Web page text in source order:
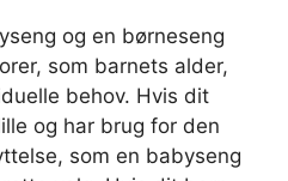
og en børneseng
som barnets alder,
behov. Hvis dit
og har brug for den
som en babyseng